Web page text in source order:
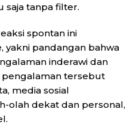
saja tanpa filter.
spontan ini
yakni pandangan bahwa
inderawi dan
pengalaman tersebut
media sosial
olah dekat dan personal,